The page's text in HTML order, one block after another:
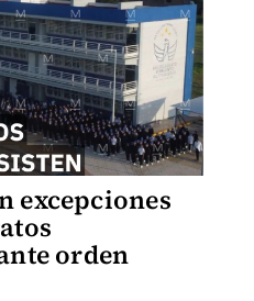
excepciones
orden